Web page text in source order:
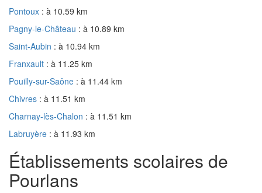
Pontoux : à 10.59 km
Pagny-le-Château : à 10.89 km
Saint-Aubin : à 10.94 km
Franxault : à 11.25 km
Pouilly-sur-Saône : à 11.44 km
Chivres : à 11.51 km
Charnay-lès-Chalon : à 11.51 km
Labruyère : à 11.93 km
Établissements scolaires de
Pourlans